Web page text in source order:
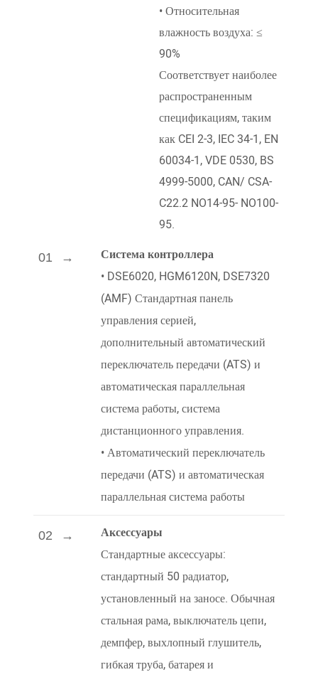
• Относительная
влажность воздуха: ≤
90%
Соответствует наиболее
распространенным
спецификациям, таким
как CEI 2-3, IEC 34-1, EN
60034-1, VDE 0530, BS
4999-5000, CAN/ CSA-
C22.2 NO14-95- NO100-
95.
01
Система контроллера
• DSE6020, HGM6120N, DSE7320
(AMF) Стандартная панель
управления серией,
дополнительный автоматический
переключатель передачи (ATS) и
автоматическая параллельная
система работы, система
дистанционного управления.
•Автоматический переключатель
передачи (ATS) и автоматическая
параллельная система работы
02
Аксессуары
Стандартные аксессуары:
стандартный 50 радиатор,
установленный на заносе. Обычная
стальная рама, выключатель цепи,
демпфер, выхлопный глушитель,
гибкая труба, батарея и